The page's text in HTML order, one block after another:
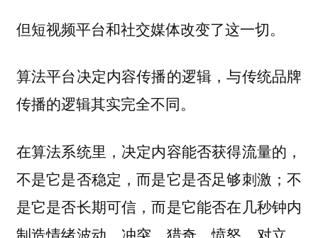
但短视频平台和社交媒体改变了这一切。
算法平台决定内容传播的逻辑，与传统品牌
传播的逻辑其实完全不同。
在算法系统里，决定内容能否获得流量的，
不是它是否稳定，而是它是否足够刺激；不
是它是否长期可信，而是它能否在几秒钟内
制造情绪波动。冲突、猎奇、愤怒、对立、